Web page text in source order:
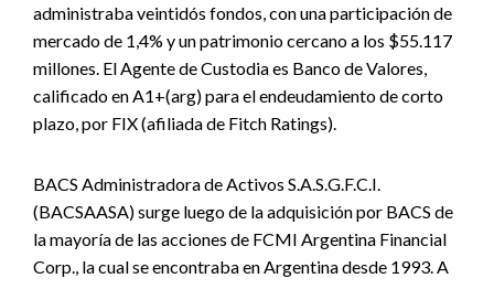
administraba veintidós fondos, con una participación de
mercado de 1,4% y un patrimonio cercano a los $55.117
millones. El Agente de Custodia es Banco de Valores,
calificado en A1+(arg) para el endeudamiento de corto
plazo, por FIX (afiliada de Fitch Ratings).
BACS Administradora de Activos S.A.S.G.F.C.I.
(BACSAASA) surge luego de la adquisición por BACS de
la mayoría de las acciones de FCMI Argentina Financial
Corp., la cual se encontraba en Argentina desde 1993. A